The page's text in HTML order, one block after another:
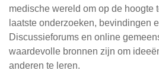
medische wereld om op de hoogte
laatste onderzoeken, bevindingen
Discussieforums en online
waardevolle bronnen zijn om
anderen te leren.